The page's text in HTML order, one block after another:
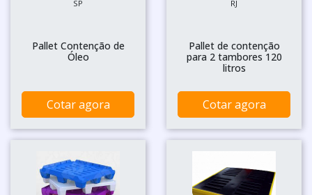
SP
Pallet Contenção de
Óleo
Cotar agora
RJ
Pallet de contenção
para 2 tambores 120
litros
Cotar agora